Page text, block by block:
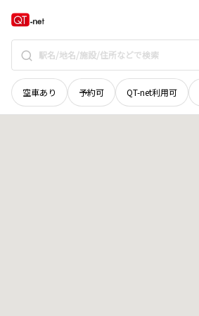
空車あり 予約可 QT-net利用可
和歌山県